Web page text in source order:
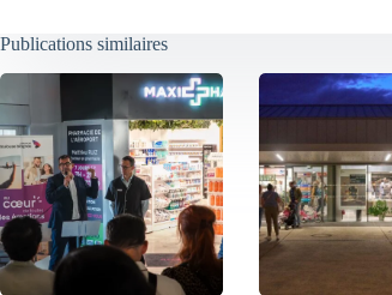
Publications similaires